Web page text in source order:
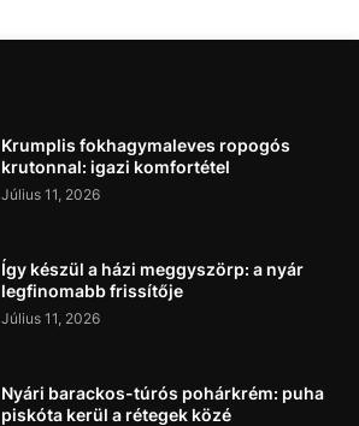
Krumplis fokhagymaleves ropogós
krutonnal: igazi komfortétel
Július 11, 2026
Így készül a házi meggyszörp: a nyár
legfinomabb frissítője
Július 11, 2026
Nyári barackos-túrós pohárkrém: puha
piskóta kerül a rétegek közé